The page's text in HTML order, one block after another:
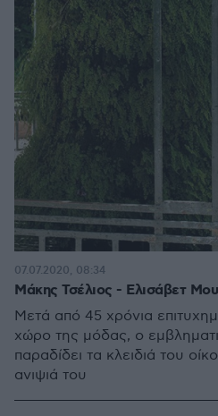
Mάκης Τσέλιος - Ελισάβετ
Μετά από 45 χρόνια
χώρο της μόδας, ο
παραδίδει τα κλειδιά του
ανιψιά του
07.07.2020, 08:34